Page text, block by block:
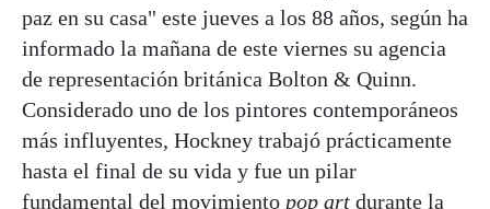
paz en su casa" este jueves a los 88 años, según ha
informado la mañana de este viernes su agencia
de representación británica Bolton & Quinn.
Considerado uno de los pintores contemporáneos
más influyentes, Hockney trabajó prácticamente
hasta el final de su vida y fue un pilar
fundamental del movimiento pop art durante la